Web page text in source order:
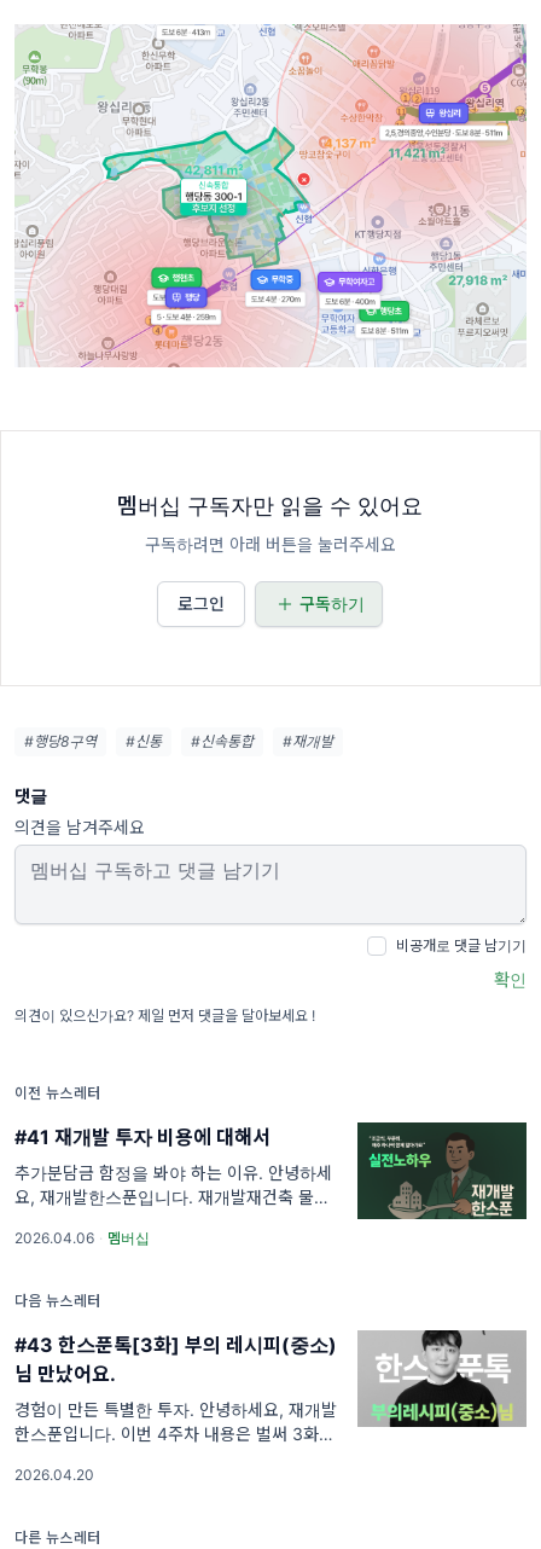
멤버십 구독자만 읽을 수 있어요
구독하려면 아래 버튼을 눌러주세요
로그인 구독하기
#행당8구역 #신통 #신속통합 #재개발
댓글
의견을 남겨주세요
비공개로 댓글 남기기
확인
의견이 있으신가요? 제일 먼저 댓글을 달아보세요 !
이전 뉴스레터
#41 재개발 투자 비용에 대해서
추가분담금 함정을 봐야 하는 이유. 안녕하세
요, 재개발한스푼입니다. 재개발재건축 물건을
일까요? 당연히 빌라든 단독주택이든 사야하므
2026.04.06 · 멤버십
다음 뉴스레터
#43 한스푼톡[3화] 부의 레시피(중소)
님 만났어요.
경험이 만든 특별한 투자. 안녕하세요, 재개발
한스푼입니다. 이번 4주차 내용은 벌써 3화를
직접 만나뵙고 들은 내용으로 연재하는 게 핵심
2026.04.20
다른 뉴스레터